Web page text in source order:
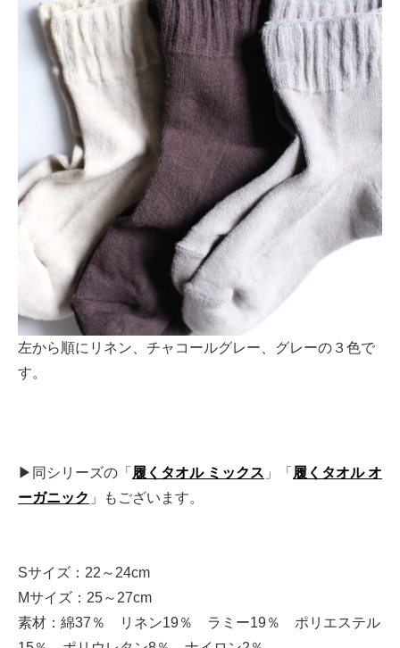
左から順にリネン、チャコールグレー、グレーの３色で
す。
▶同シリーズの「 履くタオル ミックス 」「 履くタオル オ
ーガニック 」もございます。
Sサイズ：22～24cm
Mサイズ：25～27cm
素材：綿37％ リネン19％ ラミー19％ ポリエステル